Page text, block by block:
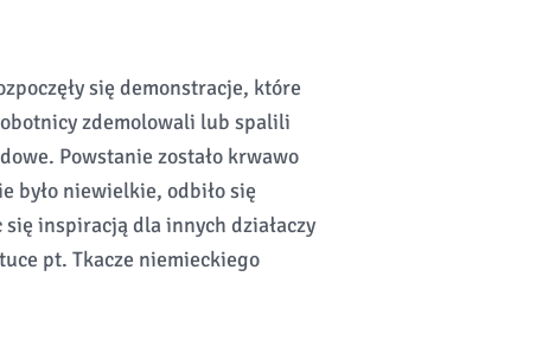
się demonstracje, które
zdemolowali lub spalili
Powstanie zostało krwawo
było niewielkie, odbiło się
inspiracją dla innych działaczy
pt. Tkacze niemieckiego